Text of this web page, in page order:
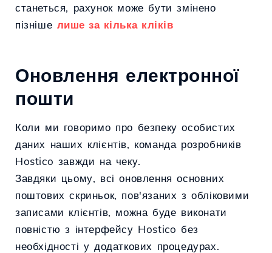
станеться, рахунок може бути змінено
пізніше лише за кілька кліків
Оновлення електронної
пошти
Коли ми говоримо про безпеку особистих
даних наших клієнтів, команда розробників
Hostico завжди на чеку.
Завдяки цьому, всі оновлення основних
поштових скриньок, пов'язаних з обліковими
записами клієнтів, можна буде виконати
повністю з інтерфейсу Hostico без
необхідності у додаткових процедурах.